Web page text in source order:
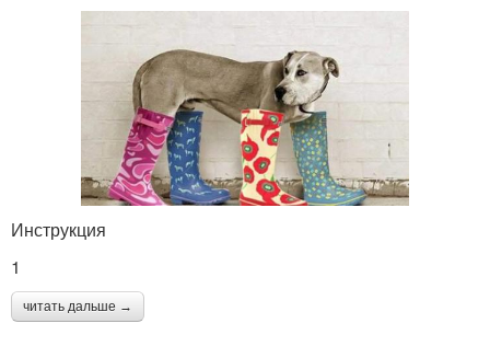
Инструкция
1
читать дальше →